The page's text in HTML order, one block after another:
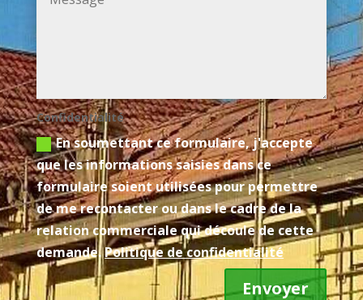
Confidentialité
En soumettant ce formulaire, j'accepte
que les informations saisies dans ce
formulaire soient utilisées pour permettre
de me recontacter ou dans le cadre de la
relation commerciale qui découle de cette
demande.Politique de confidentialité
Envoyer